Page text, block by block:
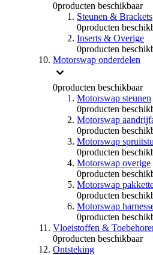
0producten beschikbaar
Steunen & Brackets
0producten
Inserts & Overige
0producten
Motorswap onderdelen
0producten beschikbaar
Motorswap steunen
0producten
Motorswap
0producten
Motorswap
0producten
Motorswap overige
0producten
Motorswap
0producten
Motorswap
0producten
Vloeistoffen &
0producten beschikbaar
Ontsteking